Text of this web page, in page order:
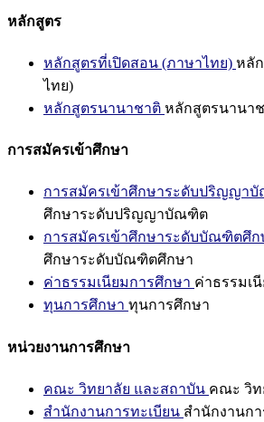
หลักสูตร
หลักสูตรที่เปิดสอน (ภาษาไทย) หลั
ไทย)
หลักสูตรนานาชาติ หลักสูตรนานา
การสมัครเข้าศึกษา
การสมัครเข้าศึกษาระดับปริญญา
ศึกษาระดับปริญญาบัณฑิต
การสมัครเข้าศึกษาระดับบัณฑิตศึก
ศึกษาระดับบัณฑิตศึกษา
ค่าธรรมเนียมการศึกษา ค่าธรรมเ
ทุนการศึกษา ทุนการศึกษา
หน่วยงานการศึกษา
คณะ วิทยาลัย และสถาบัน คณะ วิท
สำนักงานการทะเบียน สำนักงานก